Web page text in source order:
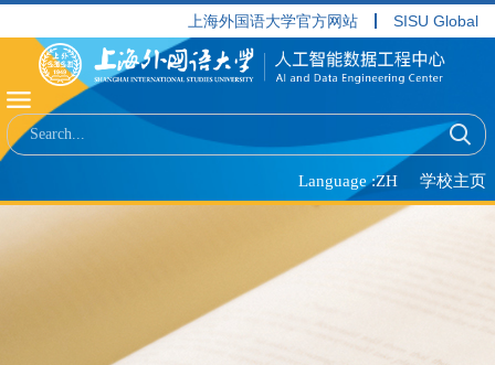
上海外国语大学官方网站 SISU Global
学校主页
Language :ZH